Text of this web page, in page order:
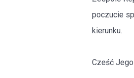
poczucie
kierunku.
Cześć